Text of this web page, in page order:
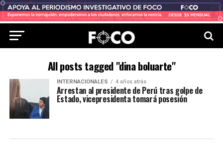
All posts tagged "dina boluarte"
INTERNACIONALES 4 años atrás
Arrestan al presidente de Perú tras golpe de
Estado, vicepresidenta tomará posesión